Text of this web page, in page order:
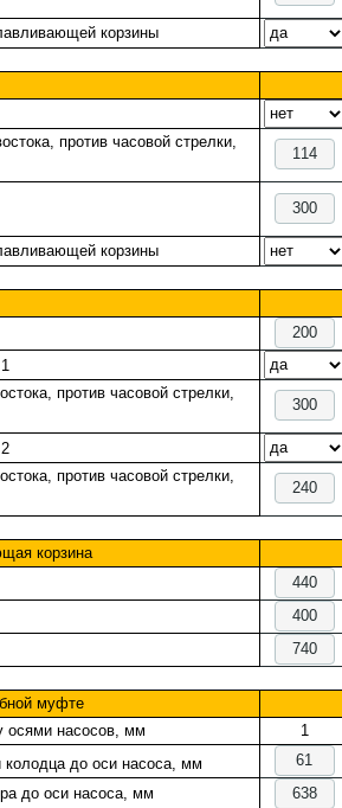
корзины
против часовой стрелки,
корзины
против часовой стрелки,
против часовой стрелки,
корзина
муфте
осями насосов, мм
1
колодца до оси насоса, мм
до оси насоса, мм